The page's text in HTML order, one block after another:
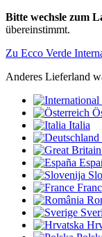
Bitte wechsle zum
übereinstimmt.
Zu Ecco Verde
Anderes Lieferland
Italia